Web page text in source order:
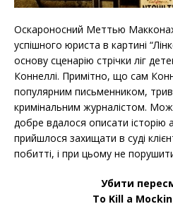
Оскароносний Меттью
успішного юриста в картині
основу сценарію стрічки ліг
Коннеллі. Примітно, що сам
популярним письменником,
кримінальним журналістом.
добре вдалося описати історію
прийшлося захищати в суді
побитті, і при цьому не
Убити
To Kill a